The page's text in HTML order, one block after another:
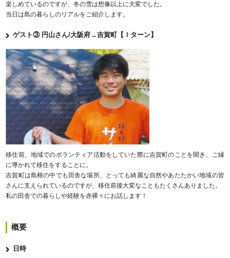
楽しめているのですが、冬の雪は想像以上に大変でした。
当日は島の暮らしのリアルをご紹介します。
ゲスト③ 円山さん/大阪府→吉賀町【Ｉターン】
移住前、地域でのボランティア活動をしていた際に吉賀町のことを聞き、ご縁
に導かれて移住をすることに。
吉賀町は島根の中でも田舎な場所、とっても綺麗な自然やあたたかい地域の皆
さんに支えられているのですが、移住前後大変なこともたくさんありました。
私の田舎での暮らしや経験を赤裸々にお話します！
概要
日時